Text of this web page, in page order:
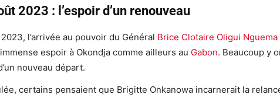
2023 : l’espoir d’un renouveau
l’arrivée au pouvoir du Général Brice Clotaire Oligui Nguema
espoir à Okondja comme ailleurs au Gabon. Beaucoup y
nouveau départ.
certains pensaient que Brigitte Onkanowa incarnerait la